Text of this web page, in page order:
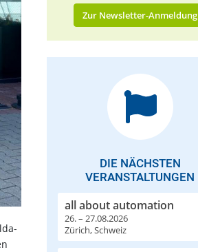
Zur Newsletter-Anmeldung
DIE NÄCHSTEN
VERANSTALTUNGEN
all about automation
26. – 27.08.2026
Zürich, Schweiz